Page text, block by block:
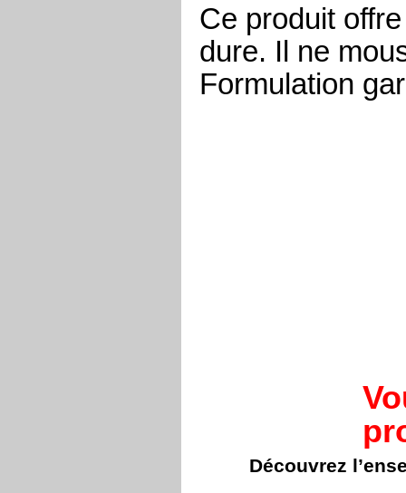
Ce produit
dure. Il ne
Formulation
Découvrez